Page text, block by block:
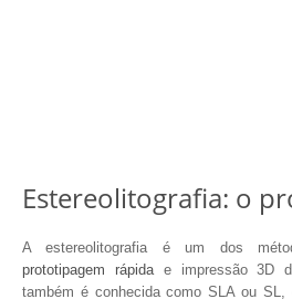
Estereolitografia: o
A estereolitografia é um dos
prototipagem rápidae impressão 3D
também é conhecida como SLA ou